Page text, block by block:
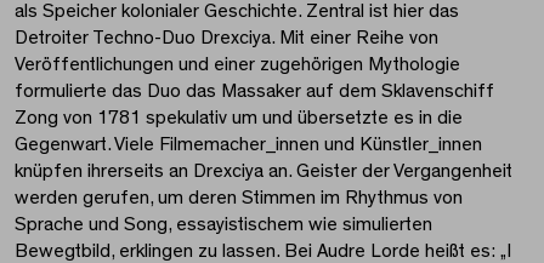
als Speicher kolonialer Geschichte. Zentral ist hier das
Detroiter Techno-Duo Drexciya. Mit einer Reihe von
Veröffentlichungen und einer zugehörigen Mythologie
formulierte das Duo das Massaker auf dem Sklavenschiff
Zong von 1781 spekulativ um und übersetzte es in die
Gegenwart. Viele Filmemacher_innen und Künstler_innen
knüpfen ihrerseits an Drexciya an. Geister der Vergangenheit
werden gerufen, um deren Stimmen im Rhythmus von
Sprache und Song, essayistischem wie simulierten
Bewegtbild, erklingen zu lassen. Bei Audre Lorde heißt es: „I